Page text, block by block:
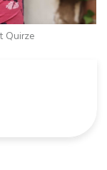
Quirze